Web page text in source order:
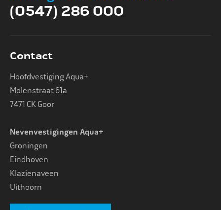
(0547) 286 000
Contact
Hoofdvestiging Aqua+
Molenstraat 61a
7471 CK Goor
Nevenvestigingen Aqua+
Groningen
Eindhoven
Klazienaveen
Uithoorn